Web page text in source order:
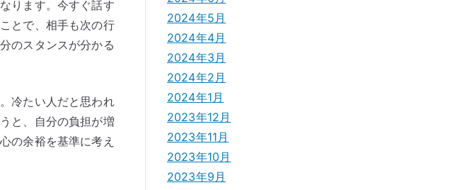
ります。今すぐ話す
とで、相手も次の行
のスタンスが分かる
冷たい人だと思われ
と、自分の負担が増
の余裕を基準に考え
2024年5月
2024年4月
2024年3月
2024年2月
2024年1月
2023年12月
2023年11月
2023年10月
2023年9月